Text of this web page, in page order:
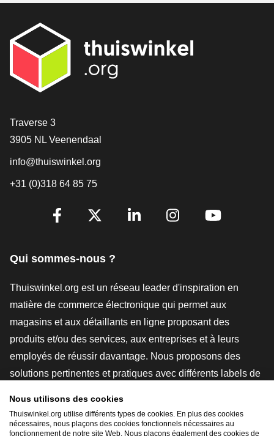
[_General:Contact]
Traverse 3
3905 NL Veenendaal
info@thuiswinkel.org
+31 (0)318 64 85 75
[_General:SocialMediaTitle]
Qui sommes-nous ?
Thuiswinkel.org est un réseau leader d'inspiration en
matière de commerce électronique qui permet aux
magasins et aux détaillants en ligne proposant des
produits et/ou des services, aux entreprises et à leurs
employés de réussir davantage. Nous proposons des
solutions pertinentes et pratiques avec différents labels de
études de marché, et nous disposons de notre propre
Nous utilisons des cookies
Thuiswinkel.org utilise différents types de cookies. En plus des cookies
nécessaires, nous plaçons des cookies fonctionnels nécessaires au
fonctionnement de notre site Web. Nous plaçons également des cookies de